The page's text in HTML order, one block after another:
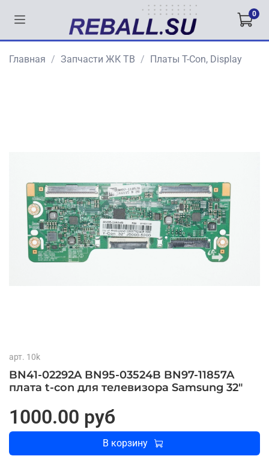
0
Главная Запчасти ЖК ТВ Платы T-Con, Display
арт. 10k
BN41-02292A BN95-03524B BN97-11857A
плата t-con для телевизора Samsung 32"
1000.00 руб
В корзину